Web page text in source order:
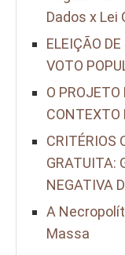
Dados x Lei
ELEIÇÃO
VOTO
O
CONTEXTO
CRITÉRIOS
GRATUITA:
NEGATIVA
A
Massa